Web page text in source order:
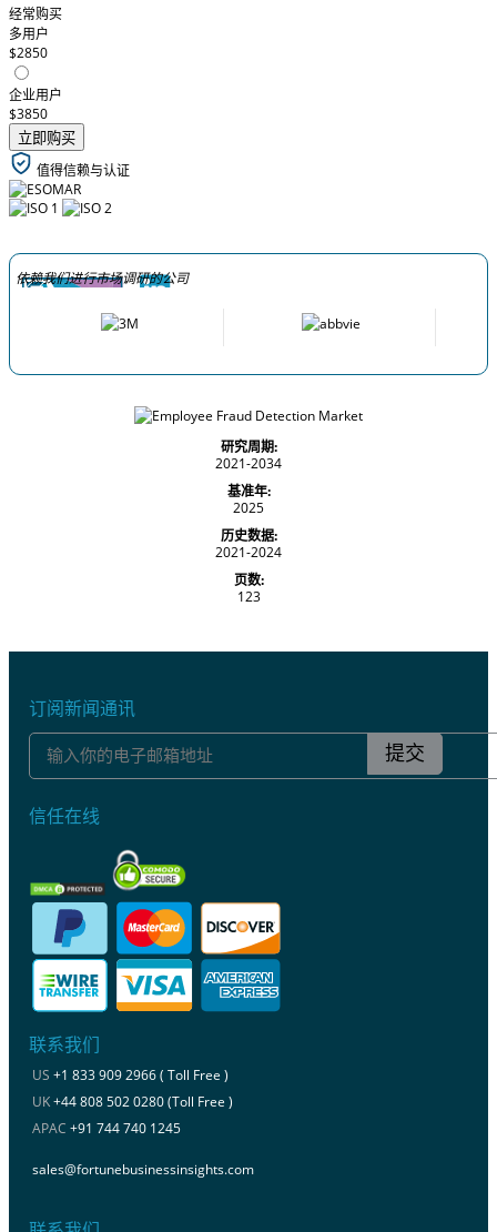
经常购买
多用户
$2850
企业用户
$3850
立即购买
值得信赖与认证
依赖我们进行市场调研的公司
研究周期:
2021-2034
基准年:
2025
历史数据:
2021-2024
页数:
123
订阅新闻通讯
提交
信任在线
联系我们
US +1 833 909 2966 ( Toll Free )
UK+44 808 502 0280 (Toll Free )
APAC +91 744 740 1245
sales@fortunebusinessinsights.com